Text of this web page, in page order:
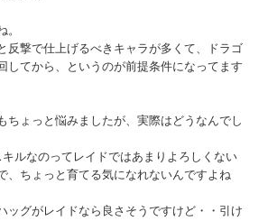
。
反撃で仕上げるべきキャラが多くて、ドラゴ
してから、というのが前提条件になってます
ちょっと悩みましたが、実際はどうなんでし
キルなのってレイドではあまりよろしくない
、ちょっと育てる気になれないんですよね
ッグがレイドなら良さそうですけど・・引け